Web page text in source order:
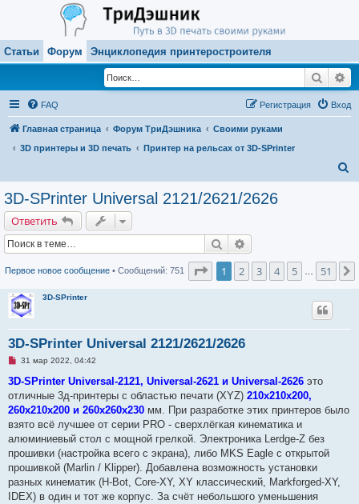
Статьи Форум Энциклопедия принтеростроителя
Поиск
FAQ Вход
Регистрация
Главная страница Форум ТриДэшника
Своими руками
3D принтеры и 3D печать
Принтер на рельсах от 3D-SPrinter
3D-SPrinter Universal 2121/2621/2626
Ответить
Поиск
Первое новое сообщение• Сообщений: 751 Страница1 из
1 2 3 4 5 51
3D-SPrinter
3D-SPrinter Universal 2121/2621/2626
Н
п
о
ч
т
а
н
о
с
о
31 мар 2022, 04:42
3D-SPrinter Universal-2121, Universal-2621 и Universal-2626 это
отличные 3д-принтеры с областью печати (XYZ) 210х210х200,
260х210х200 и 260х260х230 мм. При разработке этих принтеров было
взято всё лучшее от серии PRO - сверхлёгкая кинематика и
алюминиевый стол с мощной грелкой. Электроника Lerdge-Z без
прошивки (настройка всего с экрана), либо MKS Eagle с открытой
прошивкой (Marlin / Klipper). Добавлена возможность установки
разных кинематик (H-Bot, Core-XY, XY классический, Markforged-XY,
IDEX) в один и тот же корпус. За счёт небольшого уменьшения